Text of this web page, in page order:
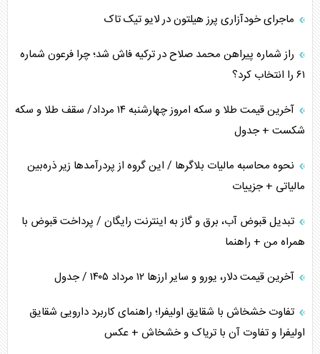
اعتراف غرب به قدرت ایران در تثبیت معادلات
خطای راهبردی ترامپ مقابل برزیل
ماجرای خودآزاری پرز هیلتون در لایو تیک تاک
راز شماره پیراهن محمد صلاح در ترکیه فاش شد؛ چرا فرعون شماره
۶۱ را انتخاب کرد؟
آخرین قیمت طلا و سکه امروز چهارشنبه ۱۴ مرداد/ سقف طلا و سکه
شکست + جدول
نحوه محاسبه مالیات بلاگر‌ها / این گروه از پردرآمد‌ها زیر ذره‌بین
مالیاتی + جزییات
تبدیل قبوض آب، برق و گاز به اینترنت رایگان / پرداخت قبوض با
همراه من + راهنما
آخرین قیمت دلار، یورو و سایر ارز‌ها ۱۲ مرداد ۱۴۰۵ / جدول
تفاوت خشخاش با شقایق اولیفرا؛ راهنمای کاربرد دارویی شقایق
اولیفرا و تفاوت آن با تریاک و خشخاش + عکس